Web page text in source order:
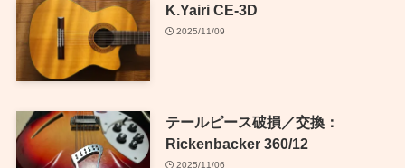
K.Yairi CE-3D
2025/11/09
テールピース破損／交換：
Rickenbacker 360/12
2025/11/06